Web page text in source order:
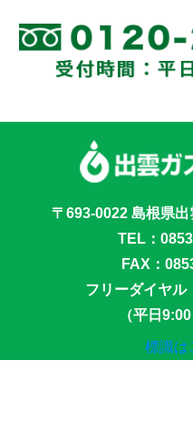
〒693-0022 島根県
TEL：
FAX：
フリーダイヤル
（平日
標識は